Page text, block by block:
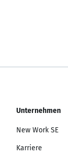
Unternehmen
New Work SE
Karriere